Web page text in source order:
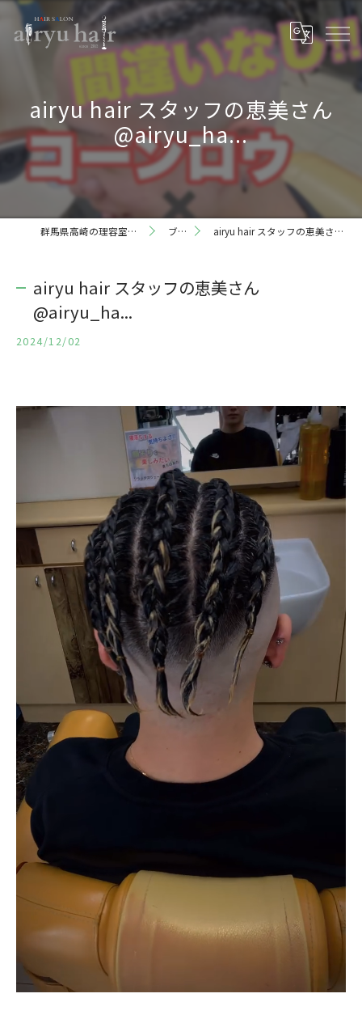
airyu hair スタッフの恵美さん
@airyu_ha...
群馬県高崎の理容室ならairyu hair ブログ airyu hair スタッフの恵美さん @airyu_ha...
airyu hair スタッフの恵美さん
@airyu_ha...
2024/12/02